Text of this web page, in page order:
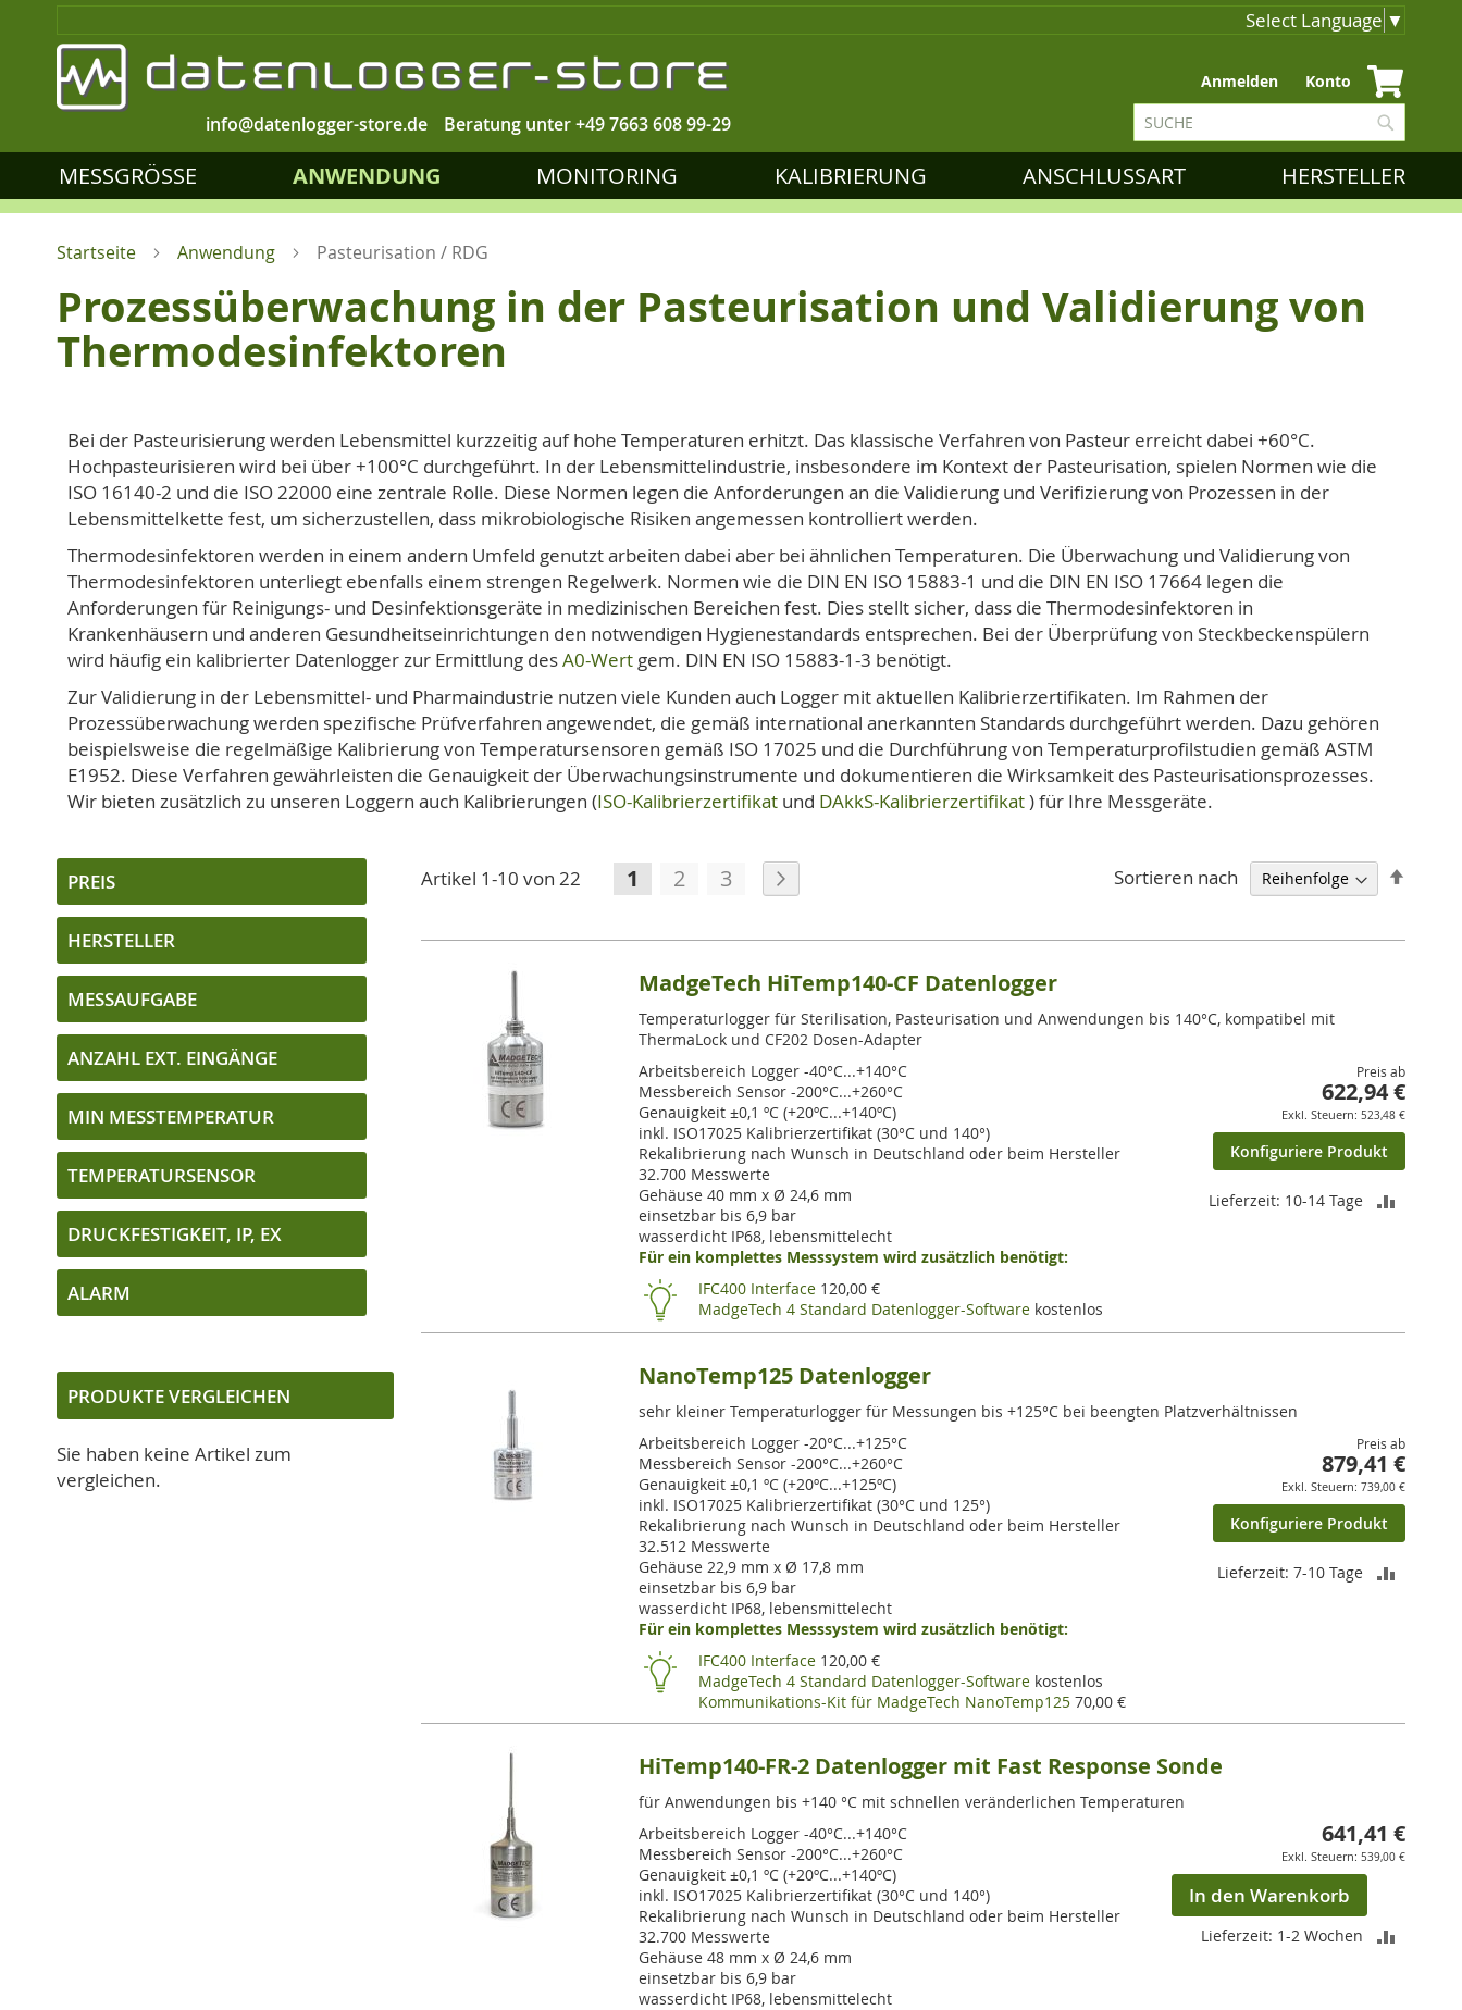
Select Language ▼
Beratung unter+49 7663 608 99-29
info@datenlogger-store.de
Zum
Inhalt
springen
Anmelden Konto
Suche
MESSGRÖSSE ANWENDUNG MONITORING KALIBRIERUNG ANSCHLUSSART HERSTELLER
Startseite Anwendung Pasteurisation / RDG
Prozessüberwachung in der Pasteurisation und Validierung von
Thermodesinfektoren
Bei der Pasteurisierung werden Lebensmittel kurzzeitig auf hohe Temperaturen erhitzt. Das klassische Verfahren von Pasteur erreicht dabei +60°C.
Hochpasteurisieren wird bei über +100°C durchgeführt. In der Lebensmittelindustrie, insbesondere im Kontext der Pasteurisation, spielen Normen wie die
ISO 16140-2 und die ISO 22000 eine zentrale Rolle. Diese Normen legen die Anforderungen an die Validierung und Verifizierung von Prozessen in der
Lebensmittelkette fest, um sicherzustellen, dass mikrobiologische Risiken angemessen kontrolliert werden.
Thermodesinfektoren werden in einem andern Umfeld genutzt arbeiten dabei aber bei ähnlichen Temperaturen. Die Überwachung und Validierung von
Thermodesinfektoren unterliegt ebenfalls einem strengen Regelwerk. Normen wie die DIN EN ISO 15883-1 und die DIN EN ISO 17664 legen die
Anforderungen für Reinigungs- und Desinfektionsgeräte in medizinischen Bereichen fest. Dies stellt sicher, dass die Thermodesinfektoren in
Krankenhäusern und anderen Gesundheitseinrichtungen den notwendigen Hygienestandards entsprechen. Bei der Überprüfung von Steckbeckenspülern
wird häufig ein kalibrierter Datenlogger zur Ermittlung desA0-Wert gem. DIN EN ISO 15883-1-3 benötigt.
Zur Validierung in der Lebensmittel- und Pharmaindustrie nutzen viele Kunden auch Logger mit aktuellen Kalibrierzertifikaten. Im Rahmen der
Prozessüberwachung werden spezifische Prüfverfahren angewendet, die gemäß international anerkannten Standards durchgeführt werden. Dazu gehören
beispielsweise die regelmäßige Kalibrierung von Temperatursensoren gemäß ISO 17025 und die Durchführung von Temperaturprofilstudien gemäß ASTM
E1952. Diese Verfahren gewährleisten die Genauigkeit der Überwachungsinstrumente und dokumentieren die Wirksamkeit des Pasteurisationsprozesses.
Wir bieten zusätzlich zu unseren Loggern auch Kalibrierungen (ISO-Kalibrierzertifikat und DAkkS-Kalibrierzertifikat) für Ihre Messgeräte.
Artikel 1-10 von 22 Seite
Sie lesen gerade die Seite
1 Seite
2 Seite
3 Sortieren nach
MadgeTech HiTemp140-CF Datenlogger
Temperaturlogger für Sterilisation, Pasteurisation und Anwendungen bis 140°C, kompatibel mit
ThermaLock und CF202 Dosen-Adapter
Arbeitsbereich Logger -40°C...+140°C
Messbereich Sensor -200°C...+260°C
Genauigkeit ±0,1 ºC (+20ºC...+140ºC)
inkl. ISO17025 Kalibrierzertifikat (30°C und 140°)
Rekalibrierung nach Wunsch in Deutschland oder beim Hersteller
32.700 Messwerte
Gehäuse 40 mm x Ø 24,6 mm
einsetzbar bis 6,9 bar
wasserdicht IP68, lebensmittelecht
Preis ab
622,94 €
523,48 €
Konfiguriere Produkt
Lieferzeit: 10-14 Tage
Für ein komplettes Messsystem wird zusätzlich benötigt:
IFC400 Interface 120,00 €
MadgeTech 4 Standard Datenlogger-Software kostenlos
NanoTemp125 Datenlogger
sehr kleiner Temperaturlogger für Messungen bis +125°C bei beengten Platzverhältnissen
Arbeitsbereich Logger -20°C...+125°C
Messbereich Sensor -200°C...+260°C
Genauigkeit ±0,1 ºC (+20ºC...+125ºC)
inkl. ISO17025 Kalibrierzertifikat (30°C und 125°)
Rekalibrierung nach Wunsch in Deutschland oder beim Hersteller
32.512 Messwerte
Gehäuse 22,9 mm x Ø 17,8 mm
einsetzbar bis 6,9 bar
wasserdicht IP68, lebensmittelecht
Preis ab
879,41 €
739,00 €
Konfiguriere Produkt
Lieferzeit: 7-10 Tage
Für ein komplettes Messsystem wird zusätzlich benötigt:
IFC400 Interface 120,00 €
MadgeTech 4 Standard Datenlogger-Software kostenlos
Kommunikations-Kit für MadgeTech NanoTemp125 70,00 €
HiTemp140-FR-2 Datenlogger mit Fast Response Sonde
für Anwendungen bis +140 °C mit schnellen veränderlichen Temperaturen
Arbeitsbereich Logger -40°C...+140°C
Messbereich Sensor -200°C...+260°C
Genauigkeit ±0,1 ºC (+20ºC...+140ºC)
inkl. ISO17025 Kalibrierzertifikat (30°C und 140°)
Rekalibrierung nach Wunsch in Deutschland oder beim Hersteller
32.700 Messwerte
Gehäuse 48 mm x Ø 24,6 mm
einsetzbar bis 6,9 bar
wasserdicht IP68, lebensmittelecht
641,41 €
539,00 €
In den Warenkorb
Lieferzeit: 1-2 Wochen
PREIS
HERSTELLER
MESSAUFGABE
ANZAHL EXT. EINGÄNGE
MIN MESSTEMPERATUR
TEMPERATURSENSOR
DRUCKFESTIGKEIT, IP, EX
ALARM
PRODUKTE VERGLEICHEN
Sie haben keine Artikel zum
vergleichen.